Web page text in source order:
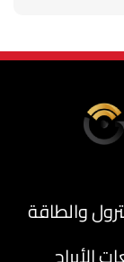
والطاقة